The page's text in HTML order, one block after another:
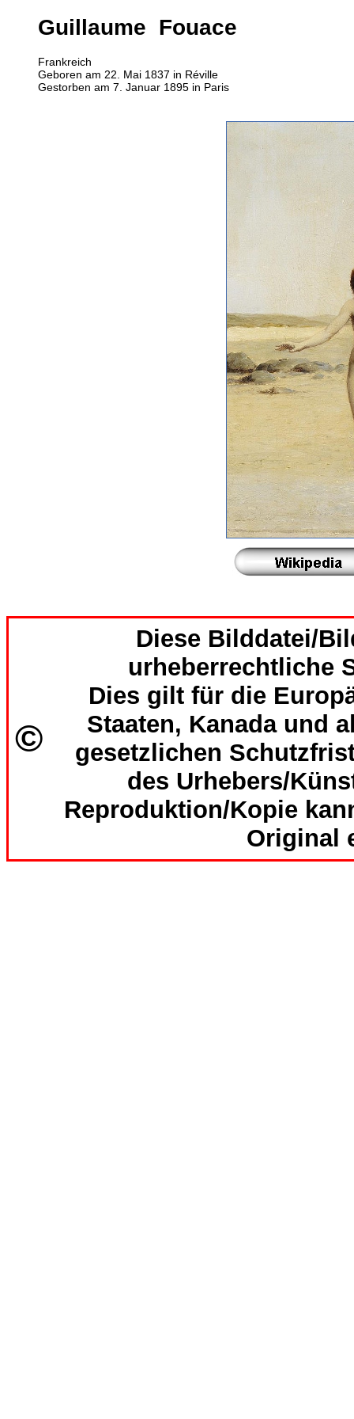
Guillaume Fouace
Frankreich
Geboren am 22. Mai 1837 in Réville
Gestorben am 7. Januar 1895 in Paris
©
Diese Bilddatei/
urheberrechtliche
Dies gilt für die
Staaten, Kanada und
gesetzlichen
des Urhebers/
Reproduktion/Kopie
Original